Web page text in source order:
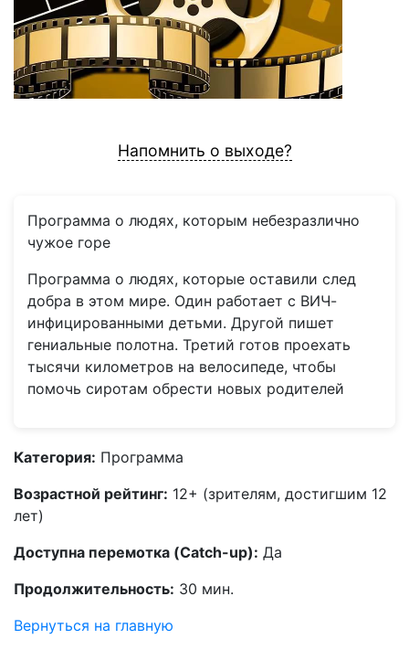
Напомнить о выходе?
Программа о людях, которым небезразлично
чужое горе
Программа о людях, которые оставили след
добра в этом мире. Один работает с ВИЧ-
инфицированными детьми. Другой пишет
гениальные полотна. Третий готов проехать
тысячи километров на велосипеде, чтобы
помочь сиротам обрести новых родителей
Категория: Программа
Возрастной рейтинг: 12+ (зрителям, достигшим 12
лет)
Доступна перемотка (Catch-up): Да
Продолжительность: 30 мин.
Вернуться на главную